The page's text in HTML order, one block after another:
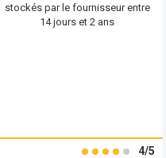
stockés par le fournisseur entre
14 jours et 2 ans
4/5